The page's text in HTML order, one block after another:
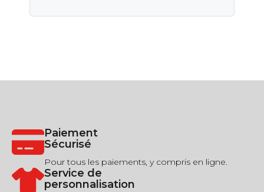
Paiement
Sécurisé
Pour tous les paiements, y compris en ligne.
Service de
personnalisation